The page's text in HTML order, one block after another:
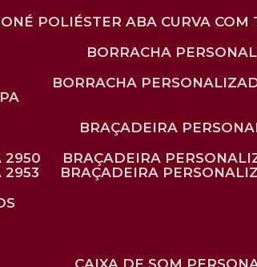
BONÉ POLIÉSTER ABA CURVA COM
BORRACHA
BORRACHA
BRAÇADEIRA
2950
BRAÇADEIRA
2953
BRAÇADEIRA
CAIXA DE SOM